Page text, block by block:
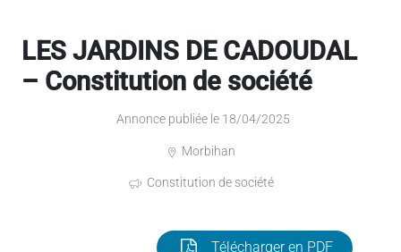
LES JARDINS DE CADOUDAL
– Constitution de société
Annonce publiée le 18/04/2025
Morbihan
Constitution de société
Télécharger en PDF